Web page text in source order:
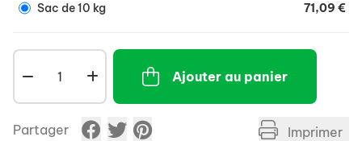
Sac de 10 kg 71,09 €
Ajouter au panier
Partager Imprimer